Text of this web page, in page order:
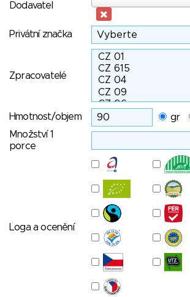
Dodavatel
Privátní značka
Zpracovatelé
Hmotnost/objem gr
Množství 1
porce
Loga a ocenění